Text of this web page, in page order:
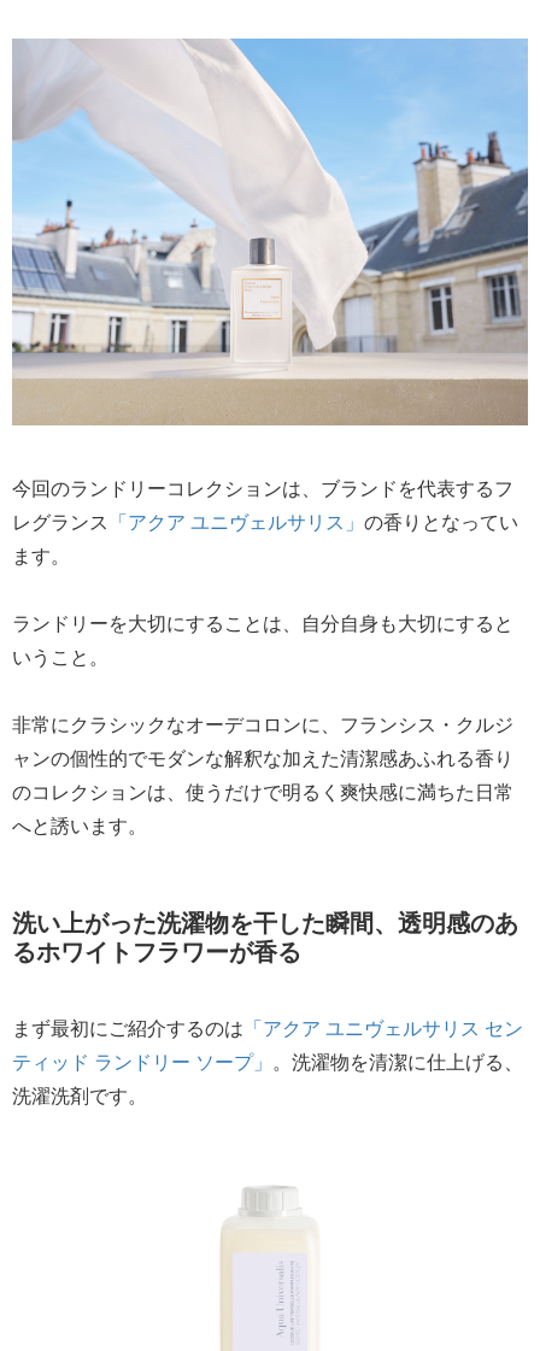
今回のランドリーコレクションは、ブランドを代表するフ
レグランス 「アクア ユニヴェルサリス」 の香りとなってい
ます。
ランドリーを大切にすることは、自分自身も大切にすると
いうこと。
非常にクラシックなオーデコロンに、フランシス・クルジ
ャンの個性的でモダンな解釈な加えた清潔感あふれる香り
のコレクションは、使うだけで明るく爽快感に満ちた日常
へと誘います。
洗い上がった洗濯物を干した瞬間、透明感のあ
るホワイトフラワーが香る
まず最初にご紹介するのは 「アクア ユニヴェルサリス セン
ティッド ランドリー ソープ」 。洗濯物を清潔に仕上げる、
洗濯洗剤です。